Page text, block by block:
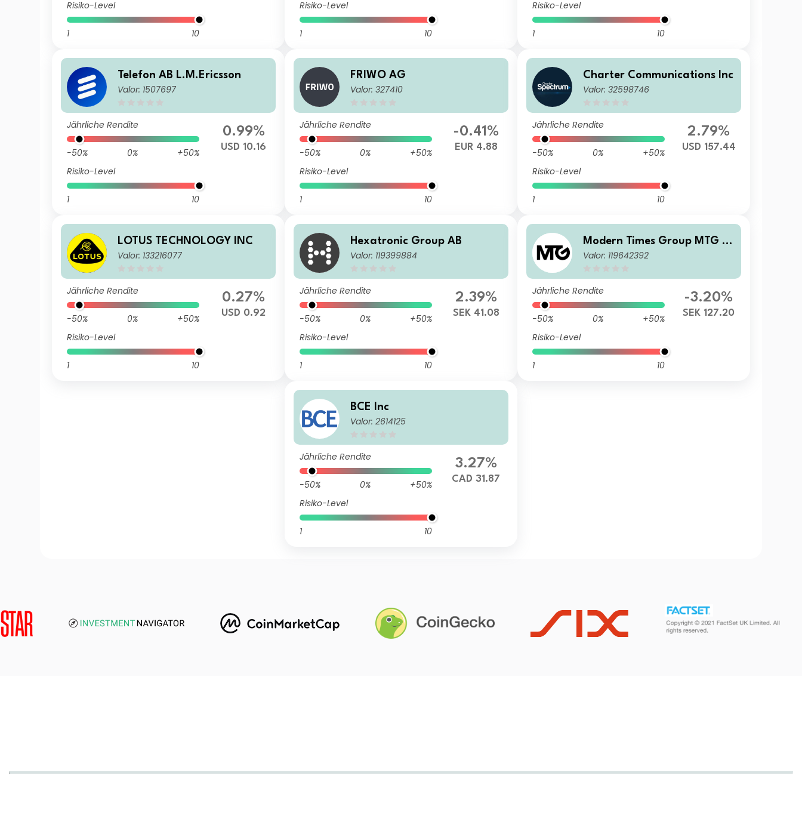
Risiko-Level
1 10
Risiko-Level
1 10
Risiko-Level
1 10
Telefon AB L.M.Ericsson
Valor: 1507697
Jährliche Rendite
-50% 0%
+50%
Risiko-Level
1 10
0.99%
USD 10.16
FRIWO AG
Valor: 327410
Jährliche Rendite
-50% 0%
+50%
Risiko-Level
1 10
-0.41%
EUR 4.88
Charter Communications Inc
Valor: 32598746
Jährliche Rendite
-50% 0%
+50%
Risiko-Level
1 10
2.79%
USD 157.44
LOTUS TECHNOLOGY INC
Valor: 133216077
Jährliche Rendite
-50% 0%
+50%
Risiko-Level
1 10
0.27%
USD 0.92
Hexatronic Group AB
Valor: 119399884
Jährliche Rendite
-50% 0%
+50%
Risiko-Level
1 10
2.39%
SEK 41.08
Modern Times Group MTG A
B
Valor: 119642392
Jährliche Rendite
-50% 0%
+50%
Risiko-Level
1 10
-3.20%
SEK 127.20
BCE Inc
Valor: 2614125
Jährliche Rendite
-50% 0%
+50%
Risiko-Level
1 10
3.27%
CAD 31.87